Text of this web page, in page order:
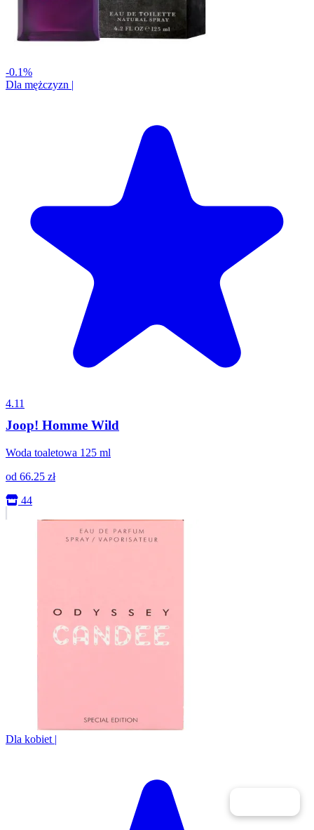
-0.1%
Dla mężczyzn |
4.11
Joop! Homme Wild
Woda toaletowa 125 ml
od 66.25 zł
44
Dla kobiet |